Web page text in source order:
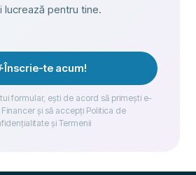
lucrează pentru tine.
Înscrie-te acum!
formular, ești de acord să primești e-
și să accepți Politica de
și Termenii